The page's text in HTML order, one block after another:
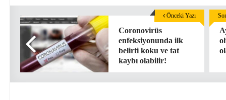
Coronovirüs
enfeksiyonunda ilk
belirti koku ve tat
kaybı olabilir!
Önceki Yazı